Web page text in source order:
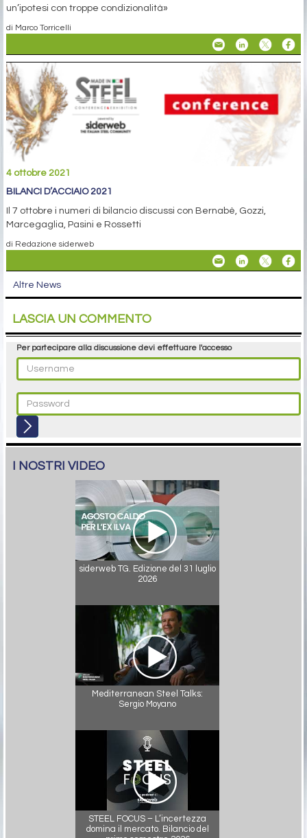
un’ipotesi con troppe condizionalità»
di Marco Torricelli
4 ottobre 2021
BILANCI D’ACCIAIO 2021
Il 7 ottobre i numeri di bilancio discussi con Bernabè, Gozzi,
Marcegaglia, Pasini e Rossetti
di Redazione siderweb
Altre News
LASCIA UN COMMENTO
Per partecipare alla discussione devi effettuare l'accesso
I NOSTRI VIDEO
siderweb TG. Edizione del 31 luglio
2026
Mediterranean Steel Talks:
Sergio Moyano
STEEL FOCUS – L’incertezza
domina il mercato. Bilancio del